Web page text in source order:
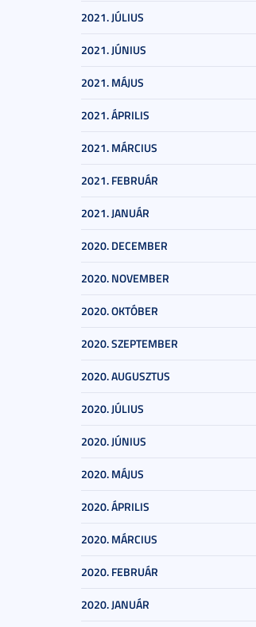
2021. JÚLIUS
2021. JÚNIUS
2021. MÁJUS
2021. ÁPRILIS
2021. MÁRCIUS
2021. FEBRUÁR
2021. JANUÁR
2020. DECEMBER
2020. NOVEMBER
2020. OKTÓBER
2020. SZEPTEMBER
2020. AUGUSZTUS
2020. JÚLIUS
2020. JÚNIUS
2020. MÁJUS
2020. ÁPRILIS
2020. MÁRCIUS
2020. FEBRUÁR
2020. JANUÁR